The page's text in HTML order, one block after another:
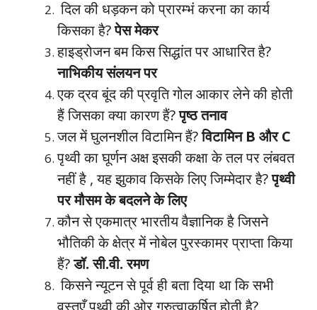
दिल की धड़कन को प्रारम्भं करना का कार्य
किसका है?पेस मेकर
हाइड्रोजन बम किस सिद्धांत पर आधारित है?
नाभिकीय संलयन पर
एक द्रव बूंद की प्रवृति गोल आकार लेने की होती
हैं जिसका क्या कारण हैं?पृष्ठ तनाव
जल में घुलनशील विटामिन हैं?विटामिन B और C
पृथ्वी का घूर्णन अक्ष इसकी कक्षा के तल पर लंबवत
नहीं है , यह झुकाव किसके लिए जिम्मेदार है?पृथ्वी
पर मौसम के बदलने के लिए
कौन से एकमात्र भारतीय वैज्ञानिक है जिसने
भौतिकी के क्षेत्र में नोबेल पुरस्कामर प्राप्ता किया
हैं?डॉ. सी.वी. रमण
किसने न्यूटन से पूर्व ही बता दिया था कि सभी
वस्तुएँ पृथ्वी की ओर गुरुत्वाकर्षित होती है?